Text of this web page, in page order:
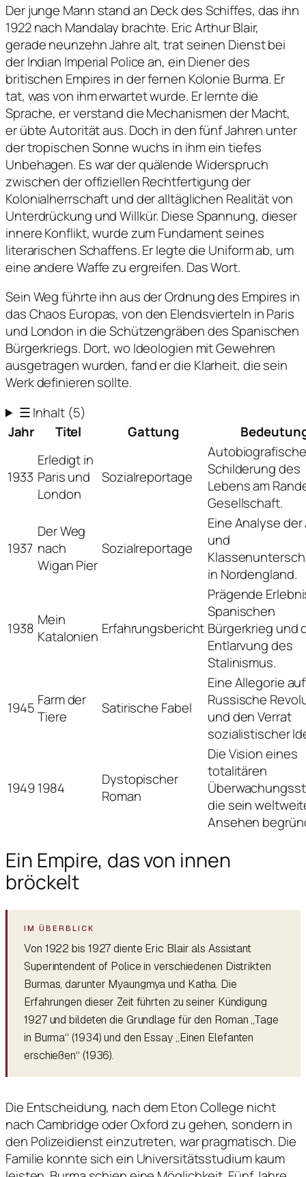
Der junge Mann stand an Deck des Schiffes, das ihn
1922 nach Mandalay brachte. Eric Arthur Blair,
gerade neunzehn Jahre alt, trat seinen Dienst bei
der Indian Imperial Police an, ein Diener des
britischen Empires in der fernen Kolonie Burma. Er
tat, was von ihm erwartet wurde. Er lernte die
Sprache, er verstand die Mechanismen der Macht,
er übte Autorität aus. Doch in den fünf Jahren unter
der tropischen Sonne wuchs in ihm ein tiefes
Unbehagen. Es war der quälende Widerspruch
zwischen der offiziellen Rechtfertigung der
Kolonialherrschaft und der alltäglichen Realität von
Unterdrückung und Willkür. Diese Spannung, dieser
innere Konflikt, wurde zum Fundament seines
literarischen Schaffens. Er legte die Uniform ab, um
eine andere Waffe zu ergreifen. Das Wort.
Sein Weg führte ihn aus der Ordnung des Empires in
das Chaos Europas, von den Elendsvierteln in Paris
und London in die Schützengräben des Spanischen
Bürgerkriegs. Dort, wo Ideologien mit Gewehren
ausgetragen wurden, fand er die Klarheit, die sein
Werk definieren sollte.
☰Inhalt (5)
Jahr
Titel Gattung
1933
Erledigt in
Paris und
London
Sozialreportage
Autobiografische
Schilderung des
Lebens am
Gesellschaft.
1937
Der Weg
nach
Wigan Pier
Sozialreportage
Eine Analyse
und
in Nordengland.
1938 Mein
Katalonien Erfahrungsbericht
Prägende
Spanischen
Bürgerkrieg und
Entlarvung des
Stalinismus.
1945 Farm der
Tiere
Satirische Fabel
Eine Allegorie
Russische
und den Verrat
sozialistischer
1949 1984
Dystopischer
Roman
Die Vision eines
totalitären
die sein
Ansehen
Ein Empire, das von innen
bröckelt
Von 1922 bis 1927 diente Eric Blair als Assistant
Superintendent of Police in verschiedenen Distrikten
Burmas, darunter Myaungmya und Katha. Die
Erfahrungen dieser Zeit führten zu seiner Kündigung
1927 und bildeten die Grundlage für den Roman „Tage
in Burma“ (1934) und den Essay „Einen Elefanten
erschießen“ (1936).
Die Entscheidung, nach dem Eton College nicht
nach Cambridge oder Oxford zu gehen, sondern in
den Polizeidienst einzutreten, war pragmatisch. Die
Familie konnte sich ein Universitätsstudium kaum